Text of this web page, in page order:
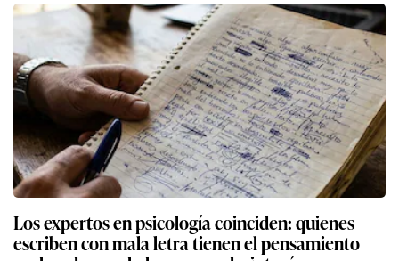
Los expertos en psicología coinciden: quienes
escriben con mala letra tienen el pensamiento